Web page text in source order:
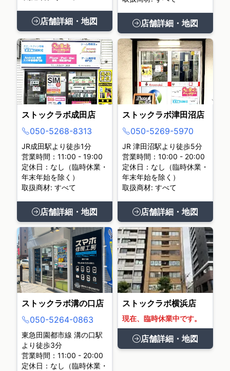
店舗詳細・地図 店舗詳細・地図
ストックラボ成田店
050-5268-8313
JR成田駅より徒歩1分
営業時間：11:00 - 19:00
定休日：なし（臨時休業・
年末年始を除く）
取扱商材: すべて
店舗詳細・地図
ストックラボ津田沼店
050-5269-5970
JR 津田沼駅より徒歩5分
営業時間：10:00 - 20:00
定休日：なし（臨時休業・
年末年始を除く）
取扱商材: すべて
店舗詳細・地図
ストックラボ溝の口店
050-5264-0863
東急田園都市線 溝の口駅
より徒歩3分
営業時間：11:00 - 20:00
定休日：なし（臨時休業・
ストックラボ横浜店
現在、臨時休業中です。
店舗詳細・地図